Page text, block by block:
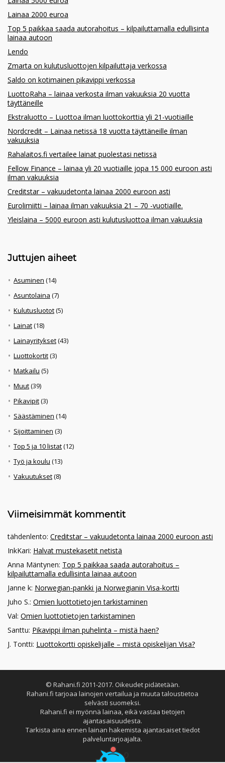
Lainaa 2000 euroa
Top 5 paikkaa saada autorahoitus – kilpailuttamalla edullisinta
lainaa autoon
Lendo
Zmarta on kulutusluottojen kilpailuttaja verkossa
Saldo on kotimainen pikavippi verkossa
LuottoRaha – lainaa verkosta ilman vakuuksia 20 vuotta
täyttäneille
Ekstraluotto – Luottoa ilman luottokorttia yli 21-vuotiaille
Nordcredit – Lainaa netissä 18 vuotta täyttäneille ilman
vakuuksia
Rahalaitos.fi vertailee lainat puolestasi netissä
Fellow Finance – lainaa yli 20 vuotiaille jopa 15 000 euroon asti
ilman vakuuksia
Creditstar – vakuudetonta lainaa 2000 euroon asti
Eurolimiitti – lainaa ilman vakuuksia 21 – 70 -vuotiaille.
Yleislaina – 5000 euroon asti kulutusluottoa ilman vakuuksia
Juttujen aiheet
Asuminen (14)
Asuntolaina (7)
Kulutusluotot(5)
Lainat(18)
Lainayritykset(43)
Luottokortit(3)
Matkailu (5)
Muut(39)
Pikavipit(3)
Säästäminen (14)
Sijoittaminen (3)
Top 5 ja 10 listat(12)
Työ ja koulu (13)
Vakuutukset(8)
Viimeisimmät kommentit
tähdenlento: Creditstar – vakuudetonta lainaa 2000 euroon asti
InkKari: Halvat mustekasetit netistä
Anna Mäntynen: Top 5 paikkaa saada autorahoitus –
kilpailuttamalla edullisinta lainaa autoon
Janne k: Norwegian-pankki ja Norwegianin Visa-kortti
Juho S.: Omien luottotietojen tarkistaminen
Val: Omien luottotietojen tarkistaminen
Santtu: Pikavippi ilman puhelinta – mistä haen?
J. Tontti: Luottokortti opiskelijalle – mistä opiskelijan Visa?
© Rahani.fi 2011-2017. Oikeudet pidätetään.
Rahani.fi tarjoaa lainojen vertailua ja muuta taloustietoa
selvästi suomeksi.
Rahani.fi ei myönnä lainaa, eikä vastaa tietojen
ajantasaisuudesta.
Tarkista aina ennen lainan hakemista ajantasaiset tiedot
palveluntarjoajalta.